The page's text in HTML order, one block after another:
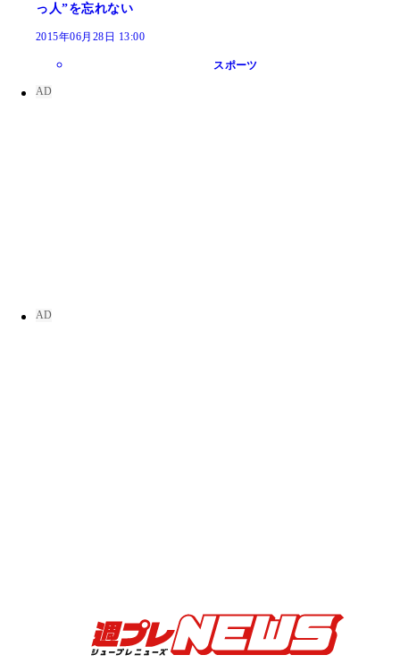
っ人”を忘れない
2015年06月28日 13:00
スポーツ